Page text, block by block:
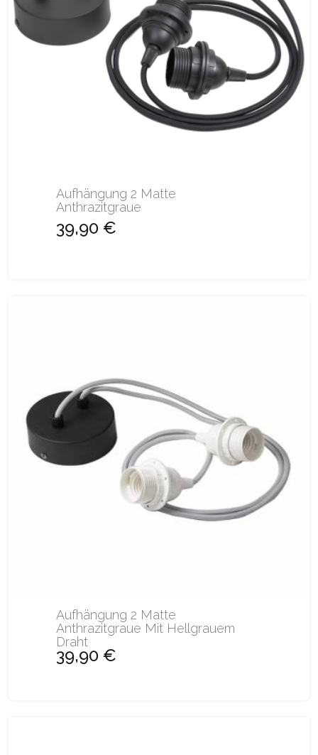
Aufhängung 2 Matte
Anthrazitgraue
39,90 €
Aufhängung 2 Matte
Anthrazitgraue Mit Hellgrauem
Draht
39,90 €